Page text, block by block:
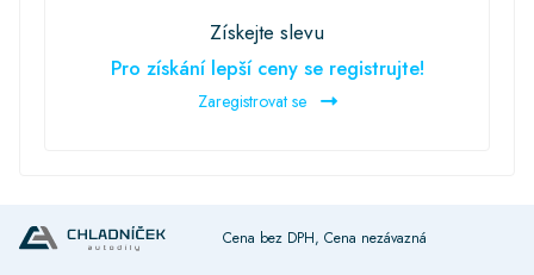
Získejte slevu
Pro získání lepší ceny se registrujte!
Zaregistrovat se
Cena bez DPH, Cena nezávazná